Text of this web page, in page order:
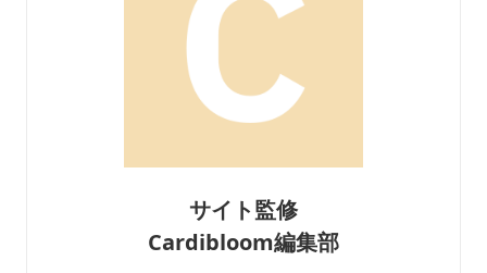
サイト監修
Cardibloom編集部